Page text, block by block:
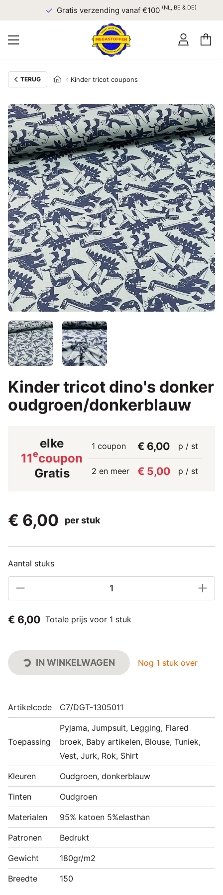
Gratis verzending vanaf €100(NL, BE & DE)
TERUG Kinder tricot coupons
Kinder tricot dino's donker
oudgroen/donkerblauw
elke
11ecoupon
Gratis
1 coupon € 6,00 p / st
2 en meer € 5,00 p / st
€ 6,00 per stuk
Aantal stuks
€ 6,00 Totale prijs voor 1 stuk
IN WINKELWAGEN Nog 1 stuk over
Artikelcode C7/DGT-1305011
Toepassing
Pyjama, Jumpsuit, Legging, Flared
broek, Baby artikelen, Blouse, Tuniek,
Vest, Jurk, Rok, Shirt
Kleuren Oudgroen, donkerblauw
Tinten Oudgroen
Materialen 95% katoen 5%elasthan
Patronen Bedrukt
Gewicht 180gr/m2
Breedte 150